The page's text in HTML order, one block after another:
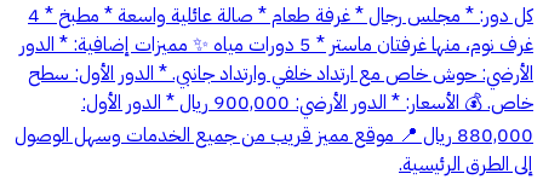
كل دور: * مجلس رجال * غرفة طعام * صالة عائلية واسعة * مطبخ * 4
غرف نوم، منها غرفتان ماستر * 5 دورات مياه ✨ مميزات إضافية: * الدور
الأرضي: حوش خاص مع ارتداد خلفي وارتداد جانبي. * الدور الأول: سطح
خاص. 💰 الأسعار: * الدور الأرضي: 900,000 ريال * الدور الأول:
880,000 ريال 📍 موقع مميز قريب من جميع الخدمات وسهل الوصول
إلى الطرق الرئيسية.